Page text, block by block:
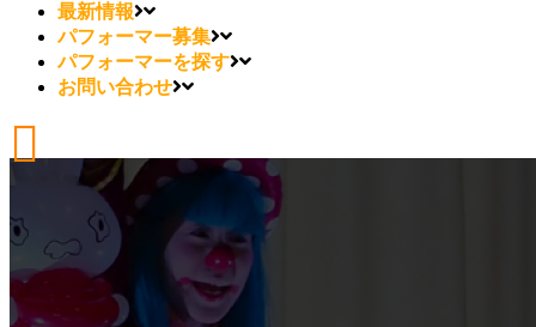
最新情報
パフォーマー募集
パフォーマーを探す
お問い合わせ